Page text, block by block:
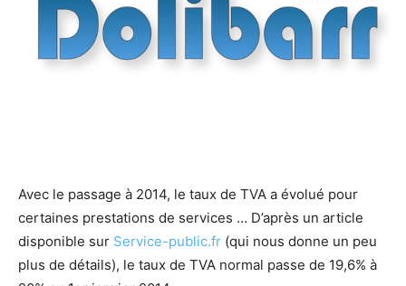
Avec le passage à 2014, le taux de TVA a évolué pour
certaines prestations de services … D’après un article
disponible sur Service-public.fr (qui nous donne un peu
plus de détails), le taux de TVA normal passe de 19,6% à